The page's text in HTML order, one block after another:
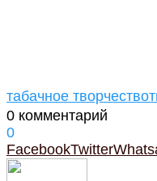
табачное творчество
0 комментарий
0
FacebookTwitter